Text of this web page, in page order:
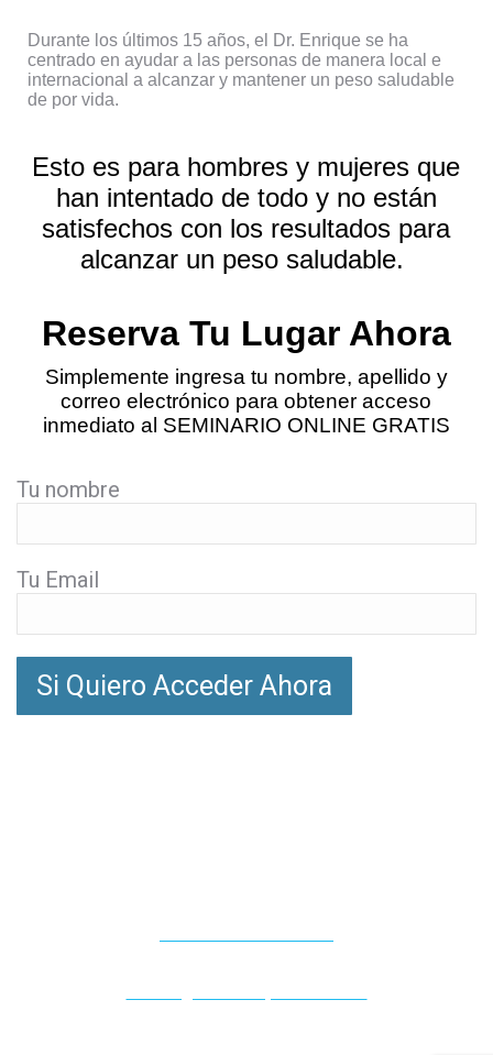
Durante los últimos 15 años, el Dr. Enrique se ha
centrado en ayudar a las personas de manera local e
internacional a alcanzar y mantener un peso saludable
de por vida.
Esto es para hombres y mujeres que
han intentado de todo y no están
satisfechos con los resultados para
alcanzar un peso saludable.
Reserva Tu Lugar Ahora
Simplemente ingresa tu nombre, apellido y
correo electrónico para obtener acceso
inmediato al SEMINARIO ONLINE GRATIS
Tu nombre
Tu Email